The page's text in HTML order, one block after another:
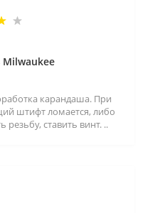
Milwaukee
карандаша. При
штифт ломается, либо
резьбу, ставить винт. ..